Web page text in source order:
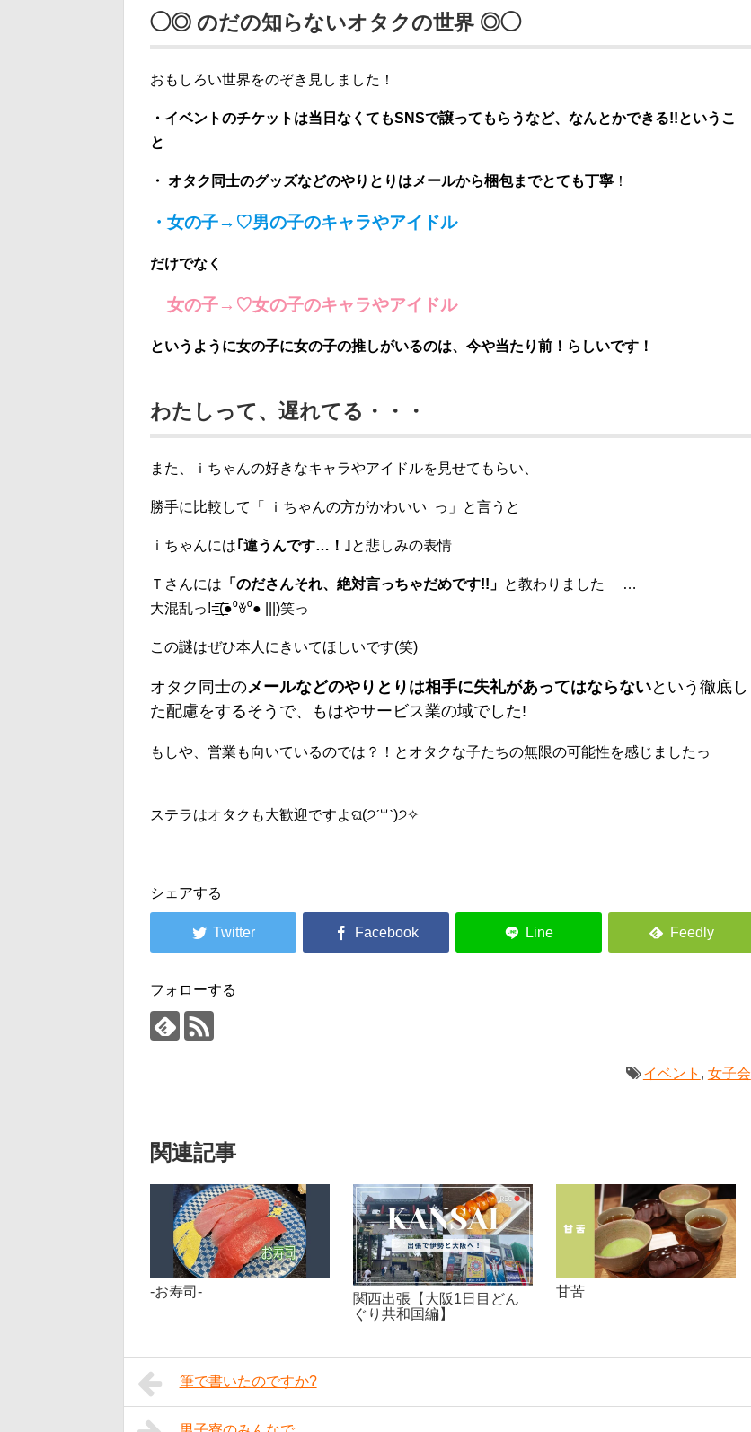
◯◎ のだの知らないオタクの世界 ◎◯
おもしろい世界をのぞき見しました！
・イベントのチケットは当日なくてもSNSで譲ってもらうなど、なんとかできる!!というこ
と
・ オタク同士のグッズなどのやりとりはメールから梱包までとても丁寧 ！
・女の子→♡男の子のキャラやアイドル
だけでなく
女の子→♡女の子のキャラやアイドル
というように女の子に女の子の推しがいるのは、今や当たり前！らしいです！
わたしって、遅れてる・・・
また、ｉちゃんの好きなキャラやアイドルを見せてもらい、
勝手に比較して「 ｉちゃんの方がかわいい っ」と言うと
ｉちゃんには｢違うんです…！｣と悲しみの表情
Ｔさんには 「のださんそれ、絶対言っちゃだめです!!」 と教わりました …
大混乱っ!=͟͟͞͞(●⁰ꈊ⁰● |||)笑っ
この謎はぜひ本人にきいてほしいです(笑)
オタク同士のメールなどのやりとりは相手に失礼があってはならないという徹底し
た配慮をするそうで、もはやサービス業の域でした!
もしや、営業も向いているのでは？！とオタクな子たちの無限の可能性を感じましたっ
ステラはオタクも大歓迎ですよଘ(੭ˊ꒳​ˋ)੭✧
シェアする
フォローする
イベント , 女子会
関連記事
-お寿司-
関西出張【大阪1日目どん
ぐり共和国編】
甘苦
筆で書いたのですか?